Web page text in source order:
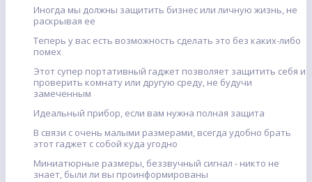
Иногда мы должны защитить бизнес или личную жизнь, не
раскрывая ее
Теперь у вас есть возможность сделать это без каких-либо
помех
Этот супер портативный гаджет позволяет защитить себя и
проверить комнату или другую среду, не будучи
замеченным
Идеальный прибор, если вам нужна полная защита
В связи с очень малыми размерами, всегда удобно брать
этот гаджет с собой куда угодно
Миниатюрные размеры, беззвучный сигнал - никто не
знает, были ли вы проинформированы